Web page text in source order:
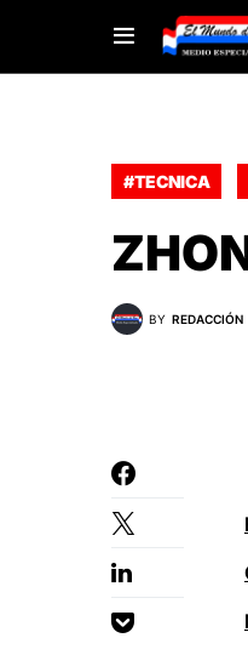
#TECNICA
BY REDACCIÓN